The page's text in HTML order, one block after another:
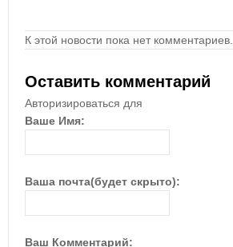
К этой новости пока нет комментариев.
Оставить комментарий
Авторизироваться для
Ваше Имя:
Ваша почта(будет скрыто):
Ваш Комментарий: